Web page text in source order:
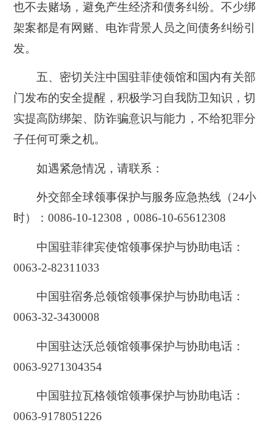
也不去赌场，避免产生经济和债务纠纷。不少绑
架案都是有网赌、电诈背景人员之间债务纠纷引
发。
五、密切关注中国驻菲使领馆和国内有关部
门发布的安全提醒，积极学习自我防卫知识，切
实提高防绑架、防诈骗意识与能力，不给犯罪分
子任何可乘之机。
如遇紧急情况，请联系：
外交部全球领事保护与服务应急热线（24小
时）：0086-10-12308，0086-10-65612308
中国驻菲律宾使馆领事保护与协助电话：
0063-2-82311033
中国驻宿务总领馆领事保护与协助电话：
0063-32-3430008
中国驻达沃总领馆领事保护与协助电话：
0063-9271304354
中国驻拉瓦格领馆领事保护与协助电话：
0063-9178051226